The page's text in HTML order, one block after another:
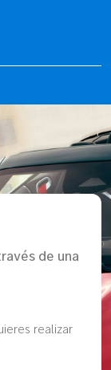
de una
realizar